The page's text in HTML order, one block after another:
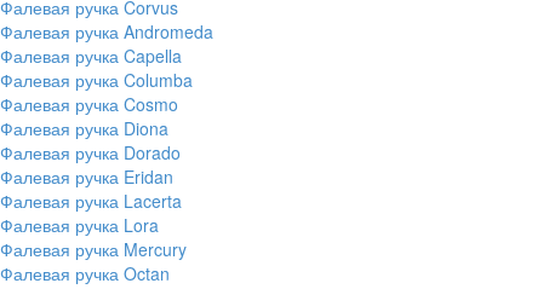
Фалевая ручка Corvus
Фалевая ручка Andromeda
Фалевая ручка Capella
Фалевая ручка Columba
Фалевая ручка Cosmo
Фалевая ручка Diona
Фалевая ручка Dorado
Фалевая ручка Eridan
Фалевая ручка Lacerta
Фалевая ручка Lora
Фалевая ручка Mercury
Фалевая ручка Octan